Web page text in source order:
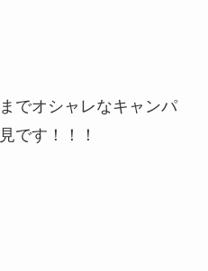
でオシャレなキャンパ
です！！！